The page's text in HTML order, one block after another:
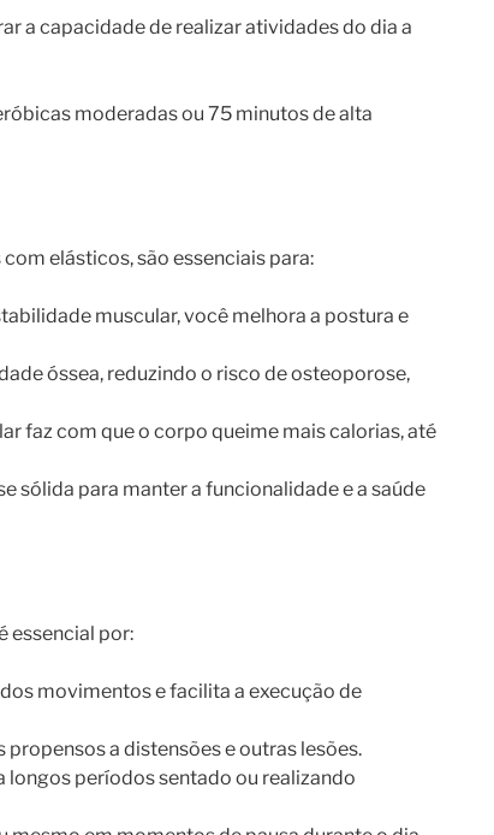
a capacidade de realizar atividades do dia a
moderadas ou 75 minutos de alta
elásticos, são essenciais para:
muscular, você melhora a postura e
óssea, reduzindo o risco de osteoporose,
faz com que o corpo queime mais calorias, até
sólida para manter a funcionalidade e a saúde
essencial por:
movimentos e facilita a execução de
a distensões e outras lesões.
longos períodos sentado ou realizando